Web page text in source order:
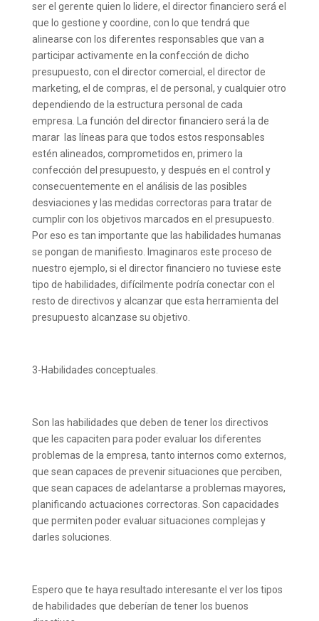
ser el gerente quien lo lidere, el director financiero será el
que lo gestione y coordine, con lo que tendrá que
alinearse con los diferentes responsables que van a
participar activamente en la confección de dicho
presupuesto, con el director comercial, el director de
marketing, el de compras, el de personal, y cualquier otro
dependiendo de la estructura personal de cada
empresa. La función del director financiero será la de
marar las líneas para que todos estos responsables
estén alineados, comprometidos en, primero la
confección del presupuesto, y después en el control y
consecuentemente en el análisis de las posibles
desviaciones y las medidas correctoras para tratar de
cumplir con los objetivos marcados en el presupuesto.
Por eso es tan importante que las habilidades humanas
se pongan de manifiesto. Imaginaros este proceso de
nuestro ejemplo, si el director financiero no tuviese este
tipo de habilidades, difícilmente podría conectar con el
resto de directivos y alcanzar que esta herramienta del
presupuesto alcanzase su objetivo.
3-Habilidades conceptuales.
Son las habilidades que deben de tener los directivos
que les capaciten para poder evaluar los diferentes
problemas de la empresa, tanto internos como externos,
que sean capaces de prevenir situaciones que perciben,
que sean capaces de adelantarse a problemas mayores,
planificando actuaciones correctoras. Son capacidades
que permiten poder evaluar situaciones complejas y
darles soluciones.
Espero que te haya resultado interesante el ver los tipos
de habilidades que deberían de tener los buenos